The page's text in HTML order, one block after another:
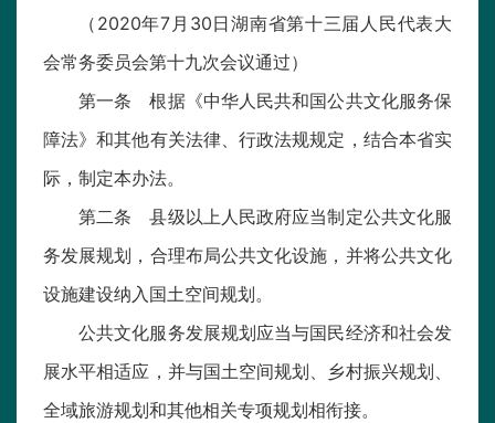
（2020年7月30日湖南省第十三届人民代表大
会常务委员会第十九次会议通过）
第一条 根据《中华人民共和国公共文化服务保
障法》和其他有关法律、行政法规规定，结合本省实
际，制定本办法。
第二条 县级以上人民政府应当制定公共文化服
务发展规划，合理布局公共文化设施，并将公共文化
设施建设纳入国土空间规划。
公共文化服务发展规划应当与国民经济和社会发
展水平相适应，并与国土空间规划、乡村振兴规划、
全域旅游规划和其他相关专项规划相衔接。